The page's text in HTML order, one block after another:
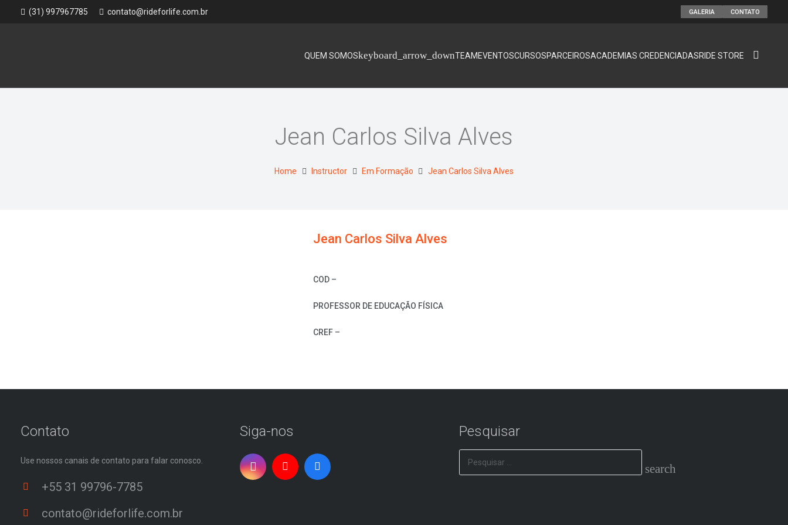
(31) 997967785 contato@rideforlife.com.br GALERIA CONTATO
QUEM SOMOS TEAM EVENTOSCURSOSPARCEIROSACADEMIAS CREDENCIADASRIDE STORE
Jean Carlos Silva Alves
Home Instructor Em Formação Jean Carlos Silva Alves
Jean Carlos Silva Alves
COD –
PROFESSOR DE EDUCAÇÃO FÍSICA
CREF –
Contato
Use nossos canais de contato para falar conosco.
+55 31 99796-7785
contato@rideforlife.com.br
Siga-nos Pesquisar